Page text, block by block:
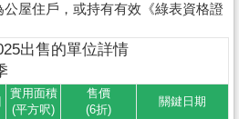
屋住戶，或持有有效《綠表資格證
出售的單位詳情
實用面積
(平方呎)
售價
(6折)
關鍵日期